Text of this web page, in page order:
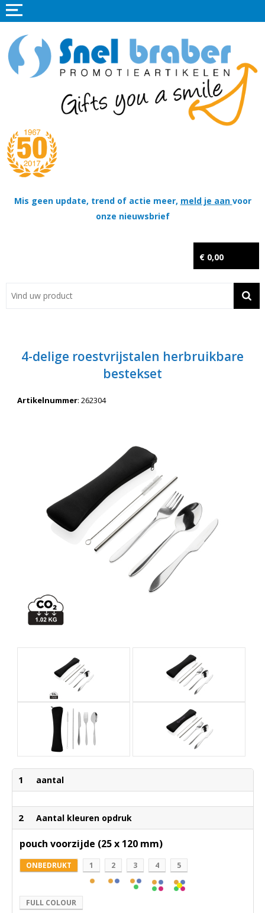
Mis geen update, trend of actie meer, meld je aan voor
onze nieuwsbrief
€ 0,00
Home
Promotieartikelen
Tassen
Thema's
Contact
Wil je snel een advies? Bel nu 053-7920045 of 06-55731304
4-delige roestvrijstalen herbruikbare
bestekset
Artikelnummer: 262304
1 aantal
2 Aantal kleuren opdruk
pouch voorzijde (25 x 120 mm)
ONBEDRUKT 1 2 3 4 5
FULL COLOUR